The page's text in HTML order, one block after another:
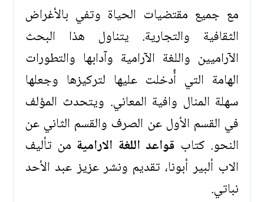
مع جميع مقتضيات الحياة وتفي بالأغراض
الثقافية والتجارية. يتناول هذا البحث
الآراميين واللغة الآرامية وآدابها والتطورات
الهامة التي أُدخلت عليها لتركيزها وجعلها
سهلة المنال وافية المعاني. ويتحدث المؤلف
في القسم الأول عن الصرف والقسم الثاني عن
النحو. كتاب قواعد اللغة الارامية من تأليف
الاب ألبير أبونا، تقديم ونشر عزيز عبد الأحد
نباتي.